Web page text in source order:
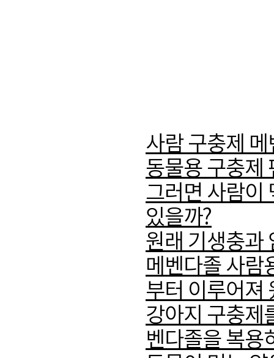
사람 구충제
동물용 구충제
그러면 사람이
있을까?
원래 기생충과
메벤다졸 사람
부터 이루어져
강아지 구충제
벤다졸을 복용